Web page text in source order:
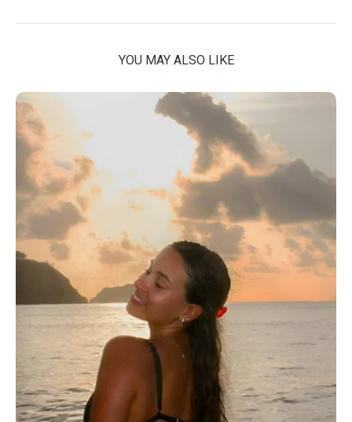
YOU MAY ALSO LIKE